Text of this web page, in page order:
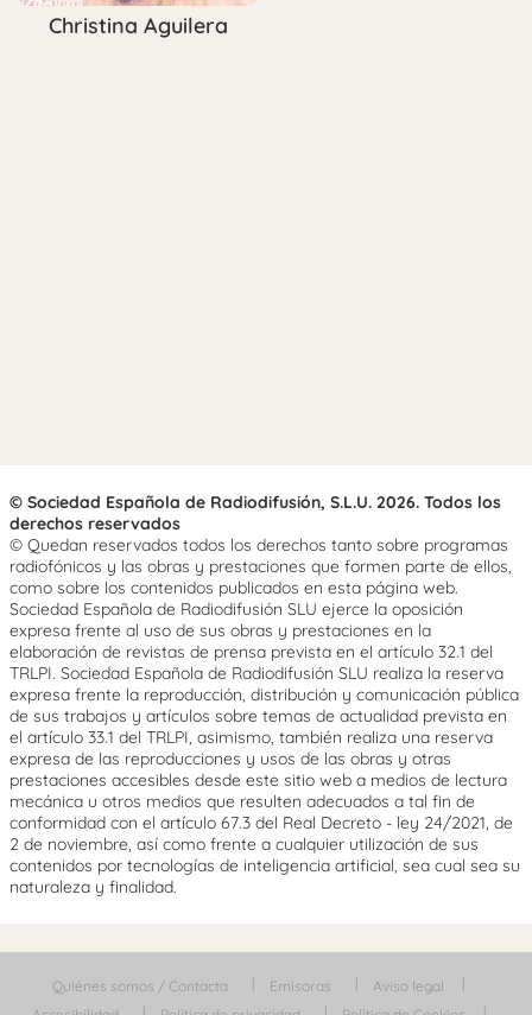
Christina Aguilera
© Sociedad Española de Radiodifusión, S.L.U. 2026. Todos los
derechos reservados
© Quedan reservados todos los derechos tanto sobre programas
radiofónicos y las obras y prestaciones que formen parte de ellos,
como sobre los contenidos publicados en esta página web.
Sociedad Española de Radiodifusión SLU ejerce la oposición
expresa frente al uso de sus obras y prestaciones en la
elaboración de revistas de prensa prevista en el artículo 32.1 del
TRLPI. Sociedad Española de Radiodifusión SLU realiza la reserva
expresa frente la reproducción, distribución y comunicación pública
de sus trabajos y artículos sobre temas de actualidad prevista en
el artículo 33.1 del TRLPI, asimismo, también realiza una reserva
expresa de las reproducciones y usos de las obras y otras
prestaciones accesibles desde este sitio web a medios de lectura
mecánica u otros medios que resulten adecuados a tal fin de
conformidad con el artículo 67.3 del Real Decreto - ley 24/2021, de
2 de noviembre, así como frente a cualquier utilización de sus
contenidos por tecnologías de inteligencia artificial, sea cual sea su
naturaleza y finalidad.
Quiénes somos / Contacta Emisoras
Aviso legal